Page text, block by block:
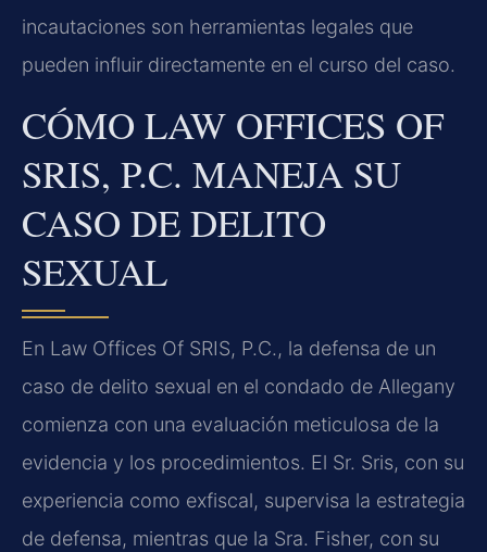
incautaciones son herramientas legales que
pueden influir directamente en el curso del caso.
CÓMO LAW OFFICES OF
SRIS, P.C. MANEJA SU
CASO DE DELITO
SEXUAL
En Law Offices Of SRIS, P.C., la defensa de un
caso de delito sexual en el condado de Allegany
comienza con una evaluación meticulosa de la
evidencia y los procedimientos. El Sr. Sris, con su
experiencia como exfiscal, supervisa la estrategia
de defensa, mientras que la Sra. Fisher, con su